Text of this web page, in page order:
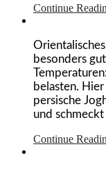
Continue
besonders
belasten.
persische
und
Continue